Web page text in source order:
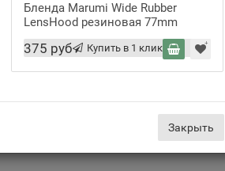
Доставка по Москве
5 дн., от 399 руб.
Бленда Marumi Wide Rubber
LensHood резиновая 77mm
375 руб Купить в 1 клик
Закрыть